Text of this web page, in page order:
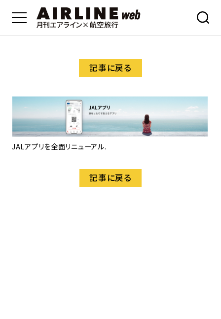
記事に戻る
JALアプリを全面リニューアル.
記事に戻る